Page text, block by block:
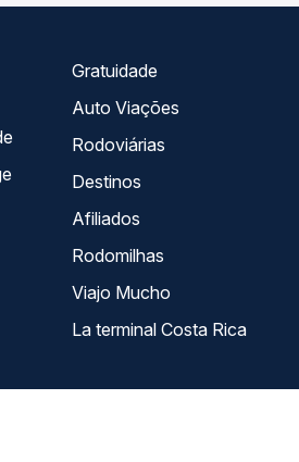
Gratuidade
Auto Viações
Rodoviárias
Destinos
Afiliados
Rodomilhas
Viajo Mucho
La terminal Costa Rica